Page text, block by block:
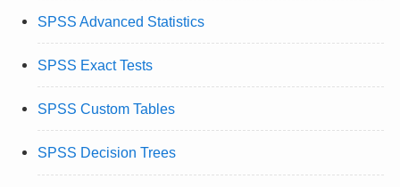
SPSS Advanced Statistics
SPSS Exact Tests
SPSS Custom Tables
SPSS Decision Trees